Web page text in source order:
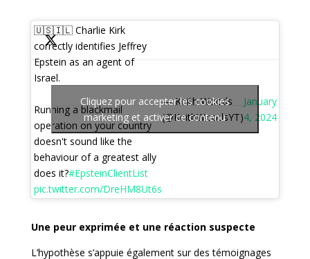
🇺🇸🇮🇱 Charlie Kirk
correctly identifies Jeffrey
Epstein as an agent of
Israel.
Running a blackmail
operation on your country
doesn't sound like the
behaviour of a greatest ally
does it?#EpsteinClientList
pic.twitter.com/DreHM8Ut6s
— Keith Woods
(@KeithWoodsYT)
January
4, 2024
Cliquez pour accepter les cookies
marketing et activer ce contenu
Une peur exprimée et une réaction suspecte
L’hypothèse s’appuie également sur des témoignages